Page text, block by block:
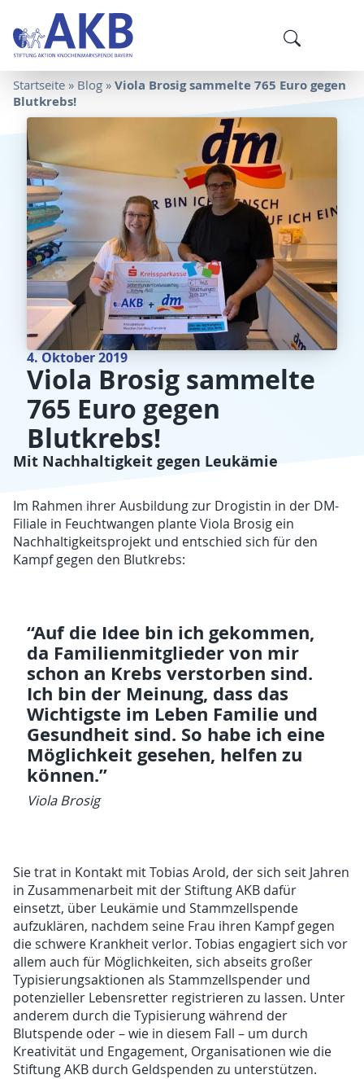
Startseite » Blog »Viola Brosig sammelte 765 Euro gegen
Blutkrebs!
4. Oktober 2019
Viola Brosig sammelte
765 Euro gegen
Blutkrebs!
Mit Nachhaltigkeit gegen Leukämie
Im Rahmen ihrer Ausbildung zur Drogistin in der DM-
Filiale in Feuchtwangen plante Viola Brosig ein
Nachhaltigkeitsprojekt und entschied sich für den
Kampf gegen den Blutkrebs:
“Auf die Idee bin ich gekommen,
da Familienmitglieder von mir
schon an Krebs verstorben sind.
Ich bin der Meinung, dass das
Wichtigste im Leben Familie und
Gesundheit sind. So habe ich eine
Möglichkeit gesehen, helfen zu
können.”
Viola Brosig
Sie trat in Kontakt mit Tobias Arold, der sich seit Jahren
in Zusammenarbeit mit der Stiftung AKB dafür
einsetzt, über Leukämie und Stammzellspende
aufzuklären, nachdem seine Frau ihren Kampf gegen
die schwere Krankheit verlor. Tobias engagiert sich vor
allem auch für Möglichkeiten, sich abseits großer
Typisierungsaktionen als Stammzellspender und
potenzieller Lebensretter registrieren zu lassen. Unter
anderem durch die Typisierung während der
Blutspende oder – wie in diesem Fall – um durch
Kreativität und Engagement, Organisationen wie die
Stiftung AKB durch Geldspenden zu unterstützen.